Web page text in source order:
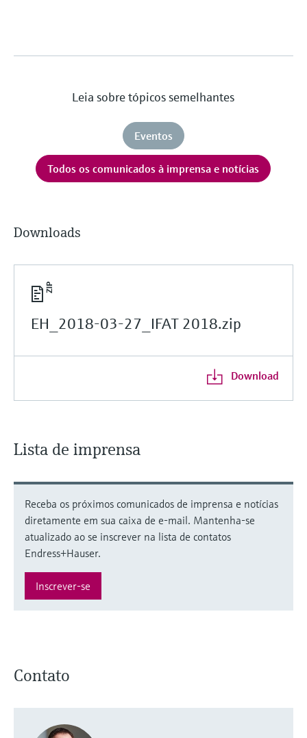
Leia sobre tópicos semelhantes
Eventos
Todos os comunicados à imprensa e notícias
Downloads
EH_2018-03-27_IFAT 2018.zip
Download
Lista de imprensa
Receba os próximos comunicados de imprensa e notícias
diretamente em sua caixa de e-mail. Mantenha-se
atualizado ao se inscrever na lista de contatos
Endress+Hauser.
Inscrever-se
Contato